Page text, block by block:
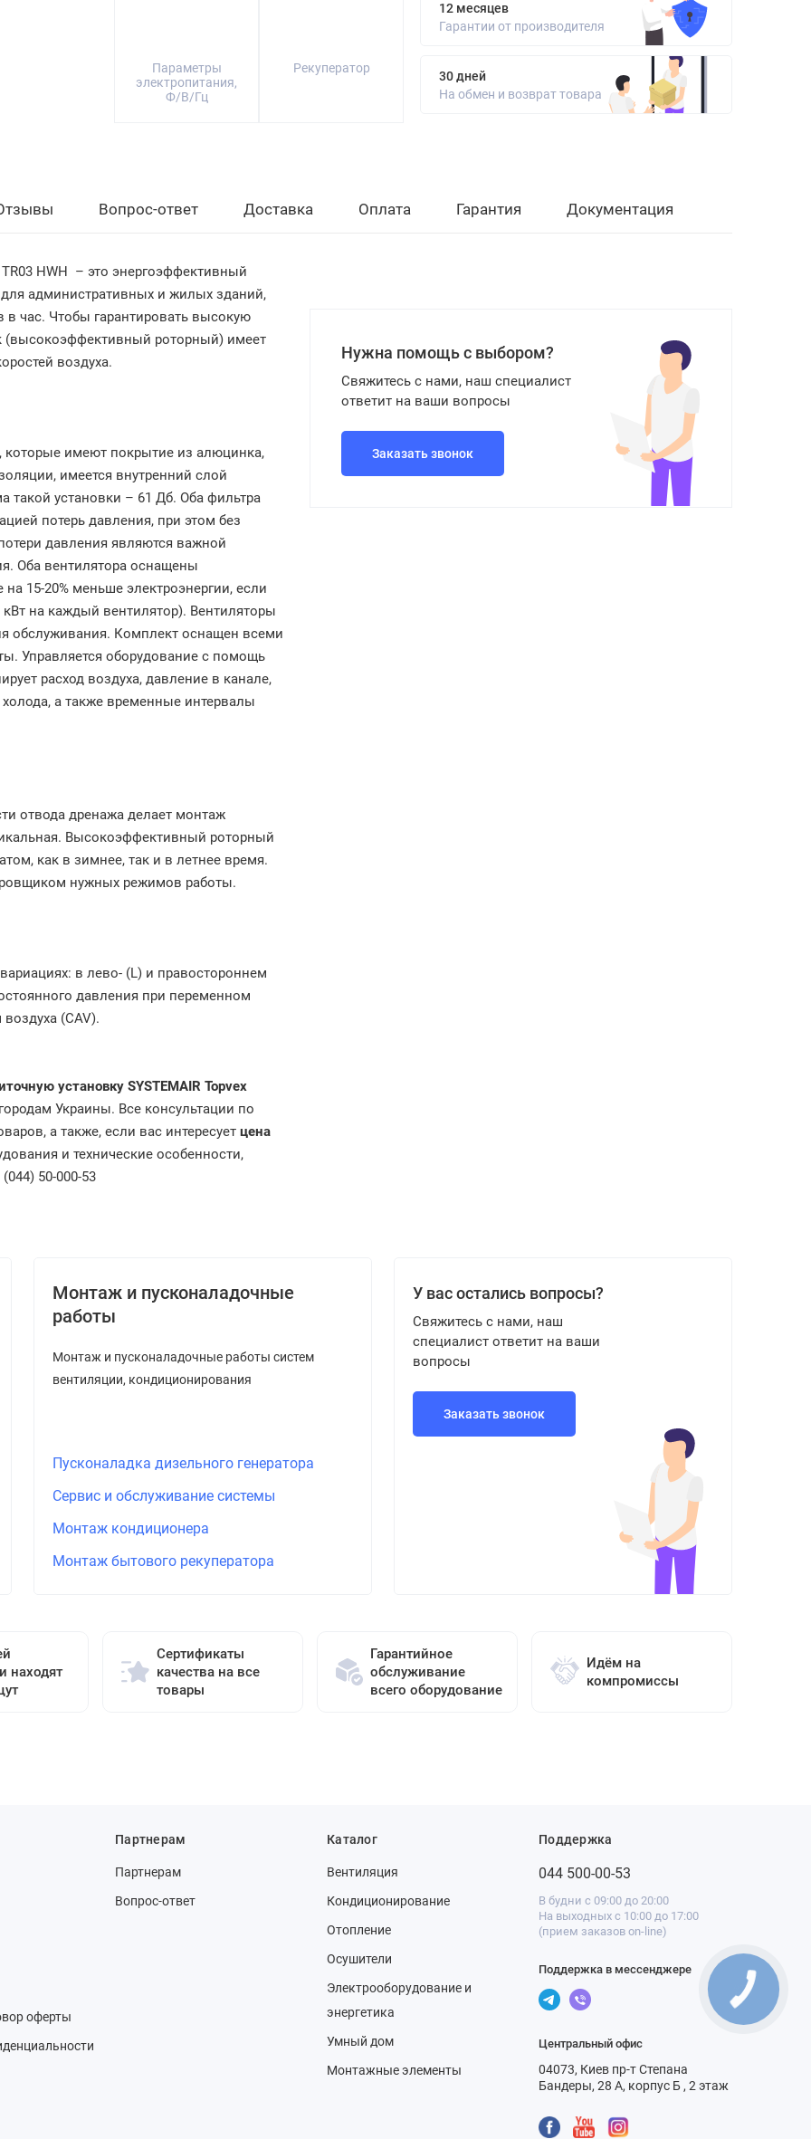
Параметры
электропитания,
Ф/В/Гц
Рекуператор
12 месяцев
Гарантии от производителя
30 дней
На обмен и возврат товара
Вопрос-ответ Доставка Оплата Гарантия Документация
HWH – это энергоэффективный
административных и жилых зданий,
в час. Чтобы гарантировать высокую
(высокоэффективный роторный) имеет
воздуха.
которые имеют покрытие из алюцинка,
имеется внутренний слой
установки – 61 Дб. Оба фильтра
потерь давления, при этом без
давления являются важной
Оба вентилятора оснащены
15-20% меньше электроэнергии, если
на каждый вентилятор). Вентиляторы
обслуживания. Комплект оснащен всеми
Управляется оборудование с помощь
расход воздуха, давление в канале,
холода, а также временные интервалы
отвода дренажа делает монтаж
Высокоэффективный роторный
как в зимнее, так и в летнее время.
нужных режимов работы.
в лево- (L) и правостороннем
давления при переменном
(CAV).
установку SYSTEMAIR Topvex
Украины. Все консультации по
а также, если вас интересует цена
и технические особенности,
50-000-53
Нужна помощь с выбором?
Свяжитесь с нами, наш специалист
ответит на ваши вопросы
Заказать звонок
Монтаж и пусконаладочные
работы
Монтаж и пусконаладочные работы систем
вентиляции, кондиционирования
Пусконаладка дизельного генератора
Сервис и обслуживание системы
Монтаж кондиционера
Монтаж бытового рекуператора
У вас остались вопросы?
Свяжитесь с нами, наш
специалист ответит на ваши
вопросы
Заказать звонок
находят
Сертификаты
качества на все
товары
Гарантийное
обслуживание
всего оборудование
Идём на
компромиссы
оферты
Партнерам
Партнерам
Вопрос-ответ
Каталог
Вентиляция
Кондиционирование
Отопление
Осушители
Электрооборудование и
энергетика
Умный дом
Монтажные элементы
Поддержка
044 500-00-53
В будни с 09:00 до 20:00
На выходных с 10:00 до 17:00
(прием заказов on-line)
Поддержка в мессенджере
Центральный офис
04073, Киев пр-т Степана
Бандеры, 28 А, корпус Б , 2 этаж